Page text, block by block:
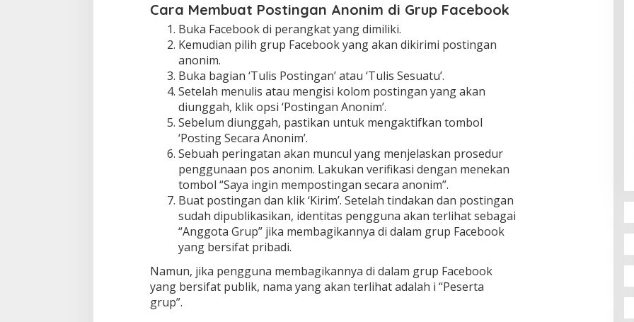
Cara Membuat Postingan Anonim di Grup Facebook
Buka Facebook di perangkat yang dimiliki.
Kemudian pilih grup Facebook yang akan dikirimi postingan
anonim.
Buka bagian ‘Tulis Postingan’ atau ‘Tulis Sesuatu’.
Setelah menulis atau mengisi kolom postingan yang akan
diunggah, klik opsi ‘Postingan Anonim’.
Sebelum diunggah, pastikan untuk mengaktifkan tombol
‘Posting Secara Anonim’.
Sebuah peringatan akan muncul yang menjelaskan prosedur
penggunaan pos anonim. Lakukan verifikasi dengan menekan
tombol “Saya ingin mempostingan secara anonim”.
Buat postingan dan klik ‘Kirim’. Setelah tindakan dan postingan
sudah dipublikasikan, identitas pengguna akan terlihat sebagai
“Anggota Grup” jika membagikannya di dalam grup Facebook
yang bersifat pribadi.
Namun, jika pengguna membagikannya di dalam grup Facebook
yang bersifat publik, nama yang akan terlihat adalah i “Peserta
grup”.